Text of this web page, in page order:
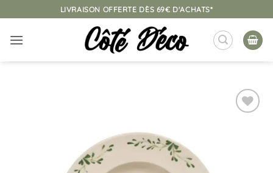
au
contenu
LIVRAISON OFFERTE DÈS 69€ D'ACHATS*